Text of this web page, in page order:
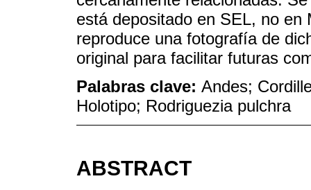
está depositado en SEL, no
reproduce una fotografía de
original para facilitar futuras
Palabras clave: Andes;
Holotipo; Rodriguezia pulchra
ABSTRACT